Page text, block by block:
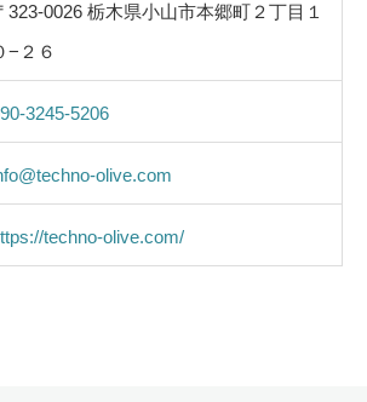
323-0026 栃木県小山市本郷町２丁目１
−２６
3245-5206
olive.com
techno-olive.com/